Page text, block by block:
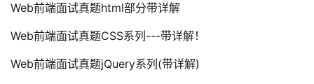
Web前端面试真题html部分带详解
Web前端面试真题CSS系列---带详解！
Web前端面试真题jQuery系列(带详解)